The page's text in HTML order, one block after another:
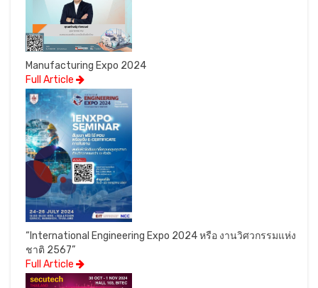
Manufacturing Expo 2024
Full Article
“International Engineering Expo 2024 หรือ งานวิศวกรรมแห่ง
ชาติ 2567”
Full Article